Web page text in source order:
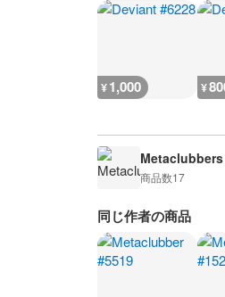
¥1,000 ¥
Metaclubbers
商品数17
同じ作者の商品